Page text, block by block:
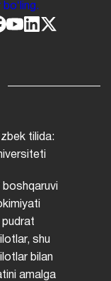
tilida:
pudrat
shu
bilan
amalga